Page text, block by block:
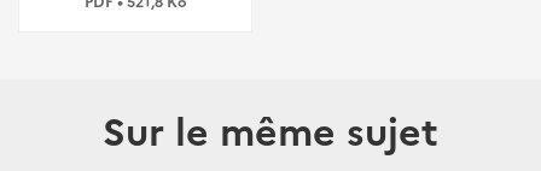
Sur le même sujet